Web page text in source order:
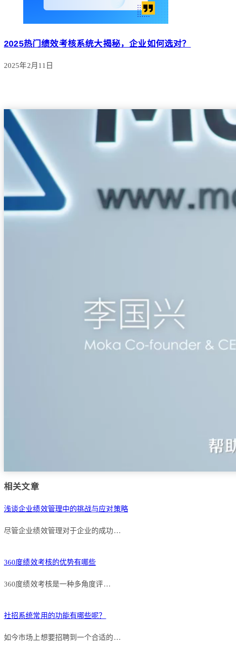
2025热门绩效考核系统大揭秘，企业如何选对？
2025年2月11日
相关文章
浅谈企业绩效管理中的挑战与应对策略
尽管企业绩效管理对于企业的成功…
360度绩效考核的优势有哪些
360度绩效考核是一种多角度评…
社招系统常用的功能有哪些呢？
如今市场上想要招聘到一个合适的…